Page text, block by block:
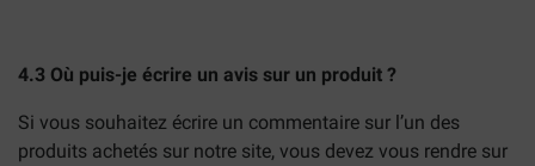
4.3 Où puis-je écrire un avis sur un produit ?
Si vous souhaitez écrire un commentaire sur l’un des
produits achetés sur notre site, vous devez vous rendre sur